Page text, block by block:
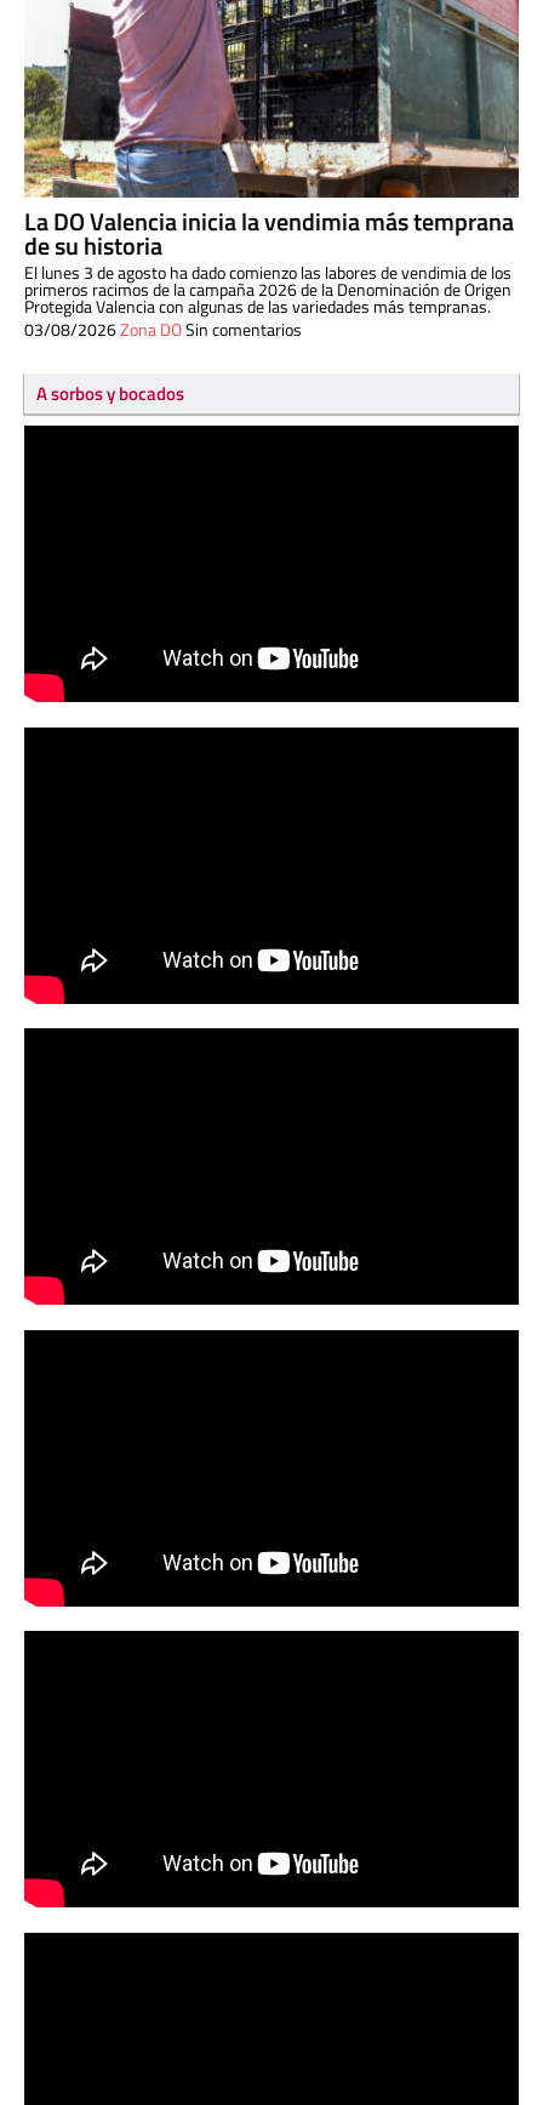
La DO Valencia inicia la vendimia más temprana
de su historia
El lunes 3 de agosto ha dado comienzo las labores de vendimia de los
primeros racimos de la campaña 2026 de la Denominación de Origen
Protegida Valencia con algunas de las variedades más tempranas.
03/08/2026Zona DOSin comentarios
A sorbos y bocados